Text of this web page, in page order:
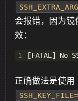
会报错，因为
效：
1
正确做法是使用